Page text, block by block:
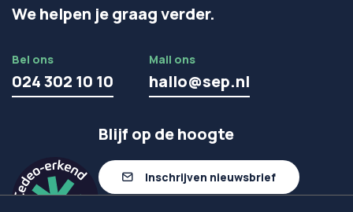
We helpen je graag verder.
Bel ons
024 302 10 10
Mail ons
hallo@sep.nl
Blijf op de hoogte
Inschrijven nieuwsbrief